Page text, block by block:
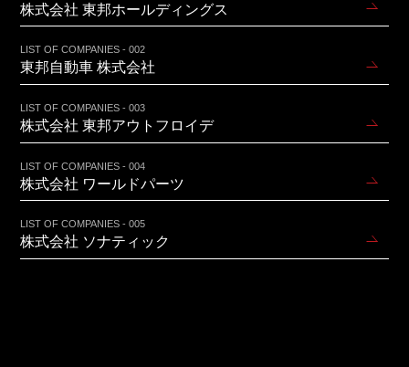
株式会社 東邦ホールディングス
LIST OF COMPANIES - 002
東邦自動車 株式会社
LIST OF COMPANIES - 003
株式会社 東邦アウトフロイデ
LIST OF COMPANIES - 004
株式会社 ワールドパーツ
LIST OF COMPANIES - 005
株式会社 ソナティック